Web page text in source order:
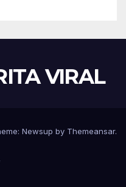
VIRAL
Newsup by Themeansar.